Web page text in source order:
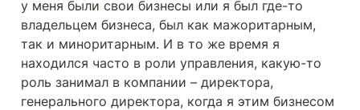
у меня были свои бизнесы или я был где-то
владельцем бизнеса, был как мажоритарным,
так и миноритарным. И в то же время я
находился часто в роли управления, какую-то
роль занимал в компании – директора,
генерального директора, когда я этим бизнесом